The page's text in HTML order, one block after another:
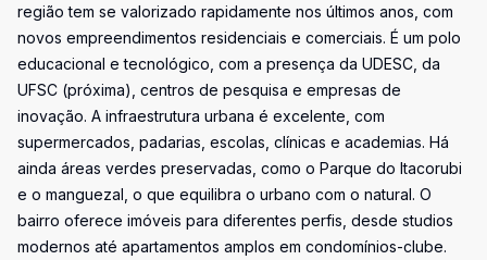
região tem se valorizado rapidamente nos últimos anos, com
novos empreendimentos residenciais e comerciais. É um polo
educacional e tecnológico, com a presença da UDESC, da
UFSC (próxima), centros de pesquisa e empresas de
inovação. A infraestrutura urbana é excelente, com
supermercados, padarias, escolas, clínicas e academias. Há
ainda áreas verdes preservadas, como o Parque do Itacorubi
e o manguezal, o que equilibra o urbano com o natural. O
bairro oferece imóveis para diferentes perfis, desde studios
modernos até apartamentos amplos em condomínios-clube.